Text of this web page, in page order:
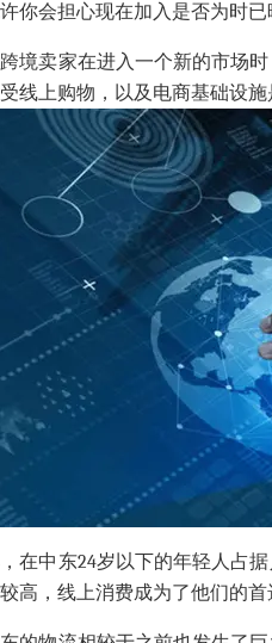
你会担心现在加入是否为时已
境卖家在进入一个新的市场
线上购物，以及电商基础设
在中东24岁以下的年轻人占
高，线上消费成为了他们的首